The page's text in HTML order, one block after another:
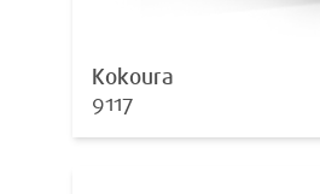
Kokoura
9117